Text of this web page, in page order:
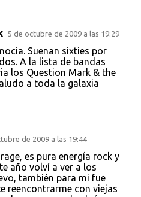
5 de octubre de 2009 a las 19:29
Suenan sixties por
A la lista de bandas
los Question Mark & the
a toda la galaxia
de 2009 a las 19:44
es pura energía rock y
año volví a ver a los
también para mi fue
reencontrarme con viejas